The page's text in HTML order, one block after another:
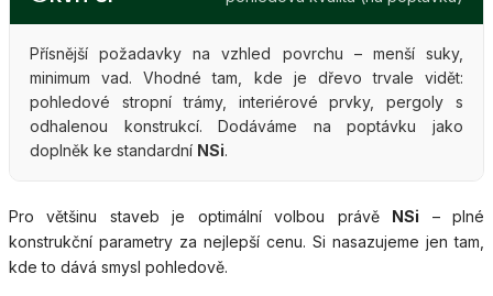
Přísnější požadavky na vzhled povrchu – menší suky,
minimum vad. Vhodné tam, kde je dřevo trvale vidět:
pohledové stropní trámy, interiérové prvky, pergoly s
odhalenou konstrukcí. Dodáváme na poptávku jako
doplněk ke standardní NSi.
Pro většinu staveb je optimální volbou právě NSi – plné
konstrukční parametry za nejlepší cenu. Si nasazujeme jen tam,
kde to dává smysl pohledově.